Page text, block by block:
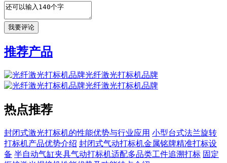
推荐产品
光纤激光打标机品牌
光纤激光打标机品牌
热点推荐
封闭式激光打标机的性能优势与行业应用 小型台式法兰旋转
打标机产品优势介绍 封闭式气动打标机金属铭牌精准打标设
备 半自动气缸夹具气动打标机适配多品类工件追溯打标 固定